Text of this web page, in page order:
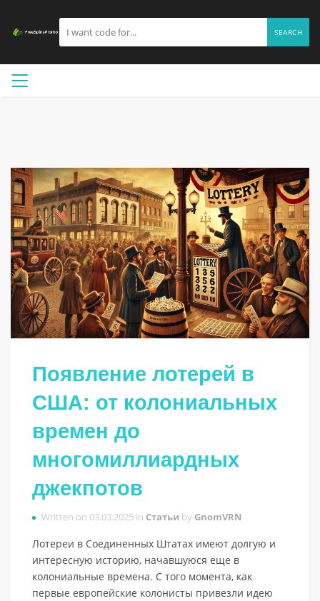
SEARCH
Появление лотерей в
США: от колониальных
времен до
многомиллиардных
джекпотов
Written on 03.03.2025 in Статьи by GnomVRN
Лотереи в Соединенных Штатах имеют долгую и
интересную историю, начавшуюся еще в
колониальные времена. С того момента, как
первые европейские колонисты привезли идею